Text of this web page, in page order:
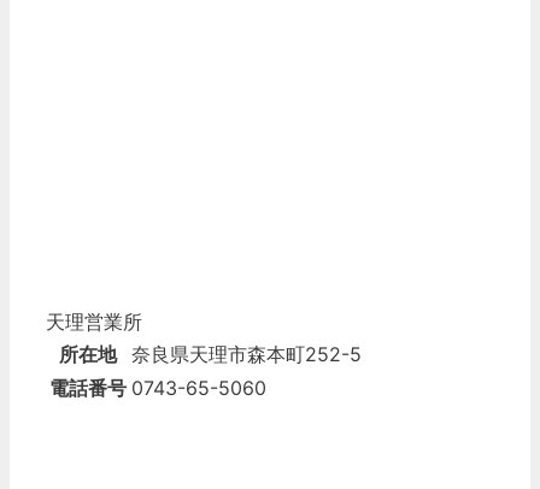
天理営業所
所在地 奈良県天理市森本町252-5
電話番号 0743-65-5060